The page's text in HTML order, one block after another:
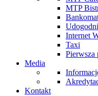
MTP
Internet
Taxi
Pierwsza
Media
Kontakt